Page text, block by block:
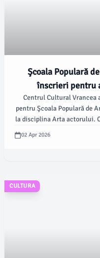
Şcoala Populară
înscrieri pentru
Centrul Cultural Vrancea
pentru Şcoala Populară de
la disciplina Arta actorului.
02 Apr 2026
CULTURA